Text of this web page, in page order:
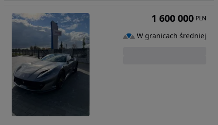
1 600 000 PLN
W granicach średniej